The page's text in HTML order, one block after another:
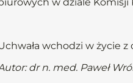
wchodzi w życie
dr n. med. Paweł